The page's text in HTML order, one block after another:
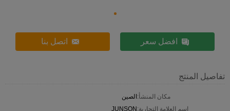
افضل سعر اتصل بنا
تفاصيل المنتج
مكان المنشأ:الصين
اسم العلامة التجارية:JUNSON